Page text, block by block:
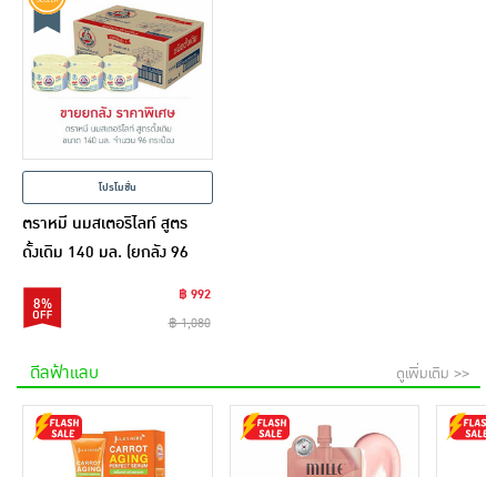
โปรโมชั่น
ตราหมี นมสเตอริไลท์ สูตร
ดั้งเดิม 140 มล. (ยกลัง 96
กระป๋อง)
8%
฿ 992
฿ 1,080
ดีลฟ้าแลบ ดูเพิ่มเติม >>